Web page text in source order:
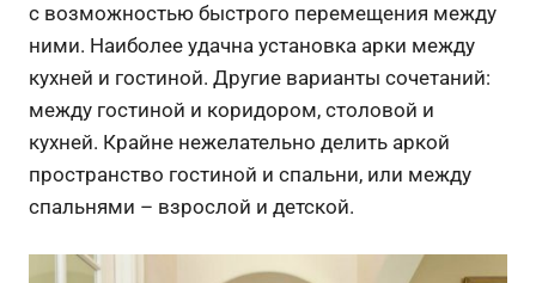
с возможностью быстрого перемещения между
ними. Наиболее удачна установка арки между
кухней и гостиной. Другие варианты сочетаний:
между гостиной и коридором, столовой и
кухней. Крайне нежелательно делить аркой
пространство гостиной и спальни, или между
спальнями – взрослой и детской.